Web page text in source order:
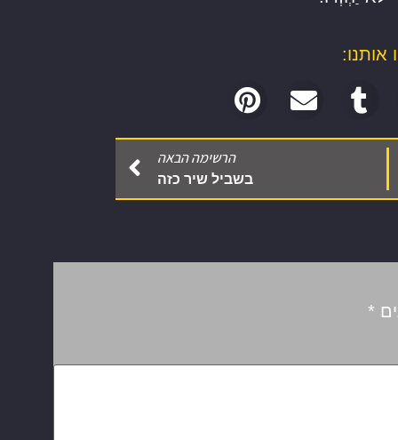
אותנו:
הרשימה הבאה
בשביל שיר כזה
*